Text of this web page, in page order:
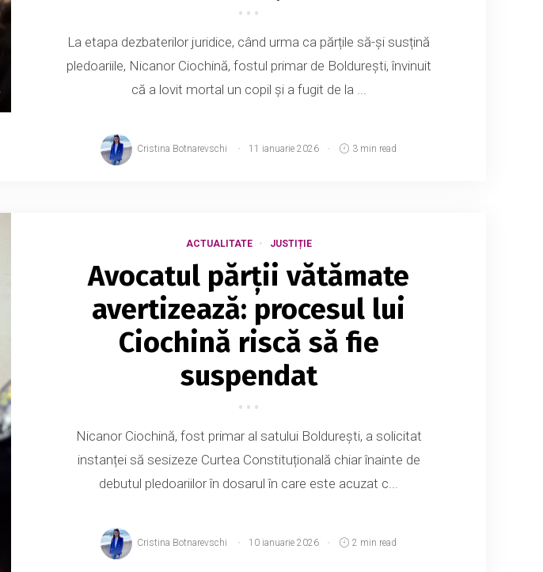
La etapa dezbaterilor juridice, când urma ca părțile să-și susțină
pledoariile, Nicanor Ciochină, fostul primar de Boldurești, învinuit
că a lovit mortal un copil și a fugit de la ...
Cristina Botnarevschi 11 ianuarie 2026 3 min read
ACTUALITATE JUSTIȚIE
Avocatul părții vătămate
avertizează: procesul lui
Ciochină riscă să fie
suspendat
Nicanor Ciochină, fost primar al satului Boldurești, a solicitat
instanței să sesizeze Curtea Constituțională chiar înainte de
debutul pledoariilor în dosarul în care este acuzat c...
Cristina Botnarevschi 10 ianuarie 2026 2 min read